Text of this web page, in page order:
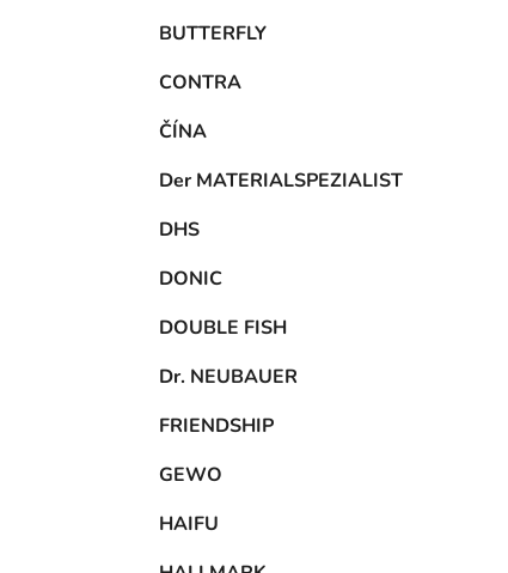
BUTTERFLY
CONTRA
ČÍNA
Der MATERIALSPEZIALIST
DHS
DONIC
DOUBLE FISH
Dr. NEUBAUER
FRIENDSHIP
GEWO
HAIFU